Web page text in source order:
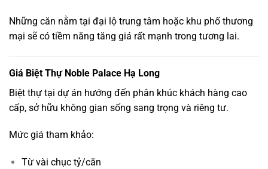
Những căn nằm tại đại lộ trung tâm hoặc khu phố thương
mại sẽ có tiềm năng tăng giá rất mạnh trong tương lai.
Giá Biệt Thự Noble Palace Hạ Long
Biệt thự tại dự án hướng đến phân khúc khách hàng cao
cấp, sở hữu không gian sống sang trọng và riêng tư.
Mức giá tham khảo:
Từ vài chục tỷ/căn